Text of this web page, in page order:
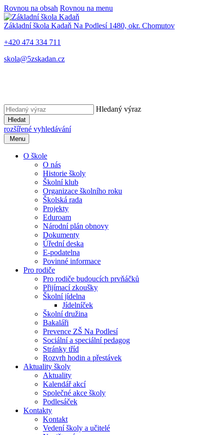
Rovnou na obsah Rovnou na menu
Základní škola Kadaň Na Podlesí 1480, okr. Chomutov
+420 474 334 711
skola@5zskadan.cz
Hledaný výraz
Hledat
rozšířené vyhledávání
Menu
O škole
O nás
Historie školy
Školní klub
Organizace školního roku
Školská rada
Projekty
Eduroam
Národní plán obnovy
Dokumenty
Úřední deska
E-podatelna
Povinné informace
Pro rodiče
Pro rodiče budoucích prvňáčků
Přijímací zkoušky
Školní jídelna
Jídelníček
Školní družina
Bakaláři
Prevence ZŠ Na Podlesí
Sociální a speciální pedagog
Stránky tříd
Rozvrh hodin a přestávek
Aktuality školy
Aktuality
Kalendář akcí
Společné akce školy
Podlesáček
Kontakty
Kontakt
Vedení školy a učitelé